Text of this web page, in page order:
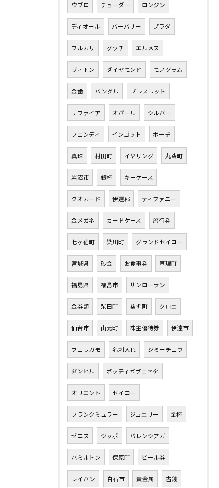
ウブロ チューダー ロンジン
ディオール バーバリー プラダ
ブルガリ グッチ エルメス
ヴィトン ダイヤモンド モノグラム
金歯 バングル ブレスレット
サファイア オパール シルバー
フェンディ インゴット ポーチ
真珠 村田町 イヤリング 丸森町
岩沼市 銀杯 キーケース
クオカード 伊達郡 ティファニー
金メガネ カードケース 旅行券
七ヶ宿町 梁川町 グランドセイコー
宮城県 砂金 お食事券 亘理町
福島県 福島市 サンローラン
金券類 柴田町 桑折町 クロエ
仙台市 山元町 株主優待券 伊達市
フェラガモ 名刺入れ ジミーチュウ
ダンヒル ボッティガヴェネタ
オリエント セイコー
フランクミュラー ジュエリー 金杯
ゼニス ジッポ バレンシアガ
ハミルトン 保原町 ビール券
レイバン 白石市 貴金属 古銭